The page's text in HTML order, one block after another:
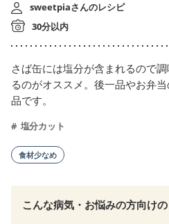
sweetpiaさんのレシピ
30分以内
さば缶には塩分が含まれるので
るのがオススメ。後一品やお弁
品です。
塩分カット
食材少なめ
こんな病気・お悩みの方向け